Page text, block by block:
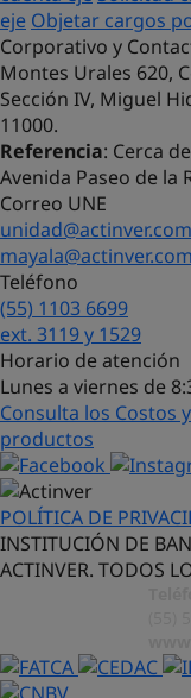
eje Objetar cargos
Corporativo y
Montes Urales 620,
Sección IV, Miguel
11000.
Referencia: Cerca
Avenida Paseo de la
Correo UNE
Teléfono
(55) 1103 6699
ext. 3119 y 1529
Horario de atención
Lunes a viernes de
Consulta los Costos
productos
POLÍTICA DE
INSTITUCIÓN DE
ACTINVER. TODOS
¡Hola! Soy Lucy, tu
¿Con qué puedo